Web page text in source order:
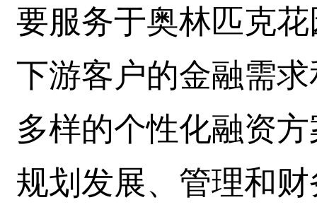
要服务于奥林匹克
下游客户的金融需
多样的个性化融资
规划发展、管理和